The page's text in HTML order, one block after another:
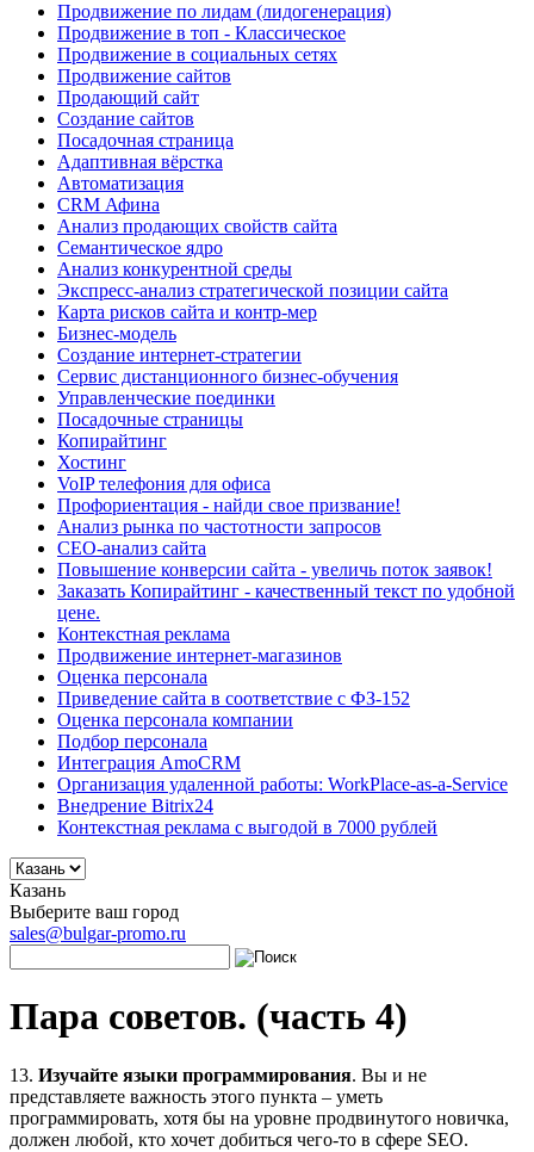
Продвижение по лидам (лидогенерация)
Продвижение в топ - Классическое
Продвижение в социальных сетях
Продвижение сайтов
Продающий сайт
Создание сайтов
Посадочная страница
Адаптивная вёрстка
Автоматизация
CRM Афина
Анализ продающих свойств сайта
Семантическое ядро
Анализ конкурентной среды
Экспресс-анализ стратегической позиции сайта
Карта рисков сайта и контр-мер
Бизнес-модель
Создание интернет-стратегии
Сервис дистанционного бизнес-обучения
Управленческие поединки
Посадочные страницы
Копирайтинг
Хостинг
VoIP телефония для офиса
Профориентация - найди свое призвание!
Анализ рынка по частотности запросов
СЕО-анализ сайта
Повышение конверсии сайта - увеличь поток заявок!
Заказать Копирайтинг - качественный текст по удобной
цене.
Контекстная реклама
Продвижение интернет-магазинов
Оценка персонала
Приведение сайта в соответствие с ФЗ-152
Оценка персонала компании
Подбор персонала
Интеграция AmoCRM
Организация удаленной работы: WorkPlace-as-a-Service
Внедрение Bitrix24
Контекстная реклама с выгодой в 7000 рублей
Казань
Выберите ваш город
sales@bulgar-promo.ru
Пара советов. (часть 4)
13. Изучайте языки программирования. Вы и не
представляете важность этого пункта – уметь
программировать, хотя бы на уровне продвинутого новичка,
должен любой, кто хочет добиться чего-то в сфере SEO.